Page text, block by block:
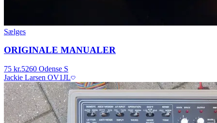
Sælges
ORIGINALE MANUALER
75 kr.5260 Odense S
Jackie Larsen OV1JL